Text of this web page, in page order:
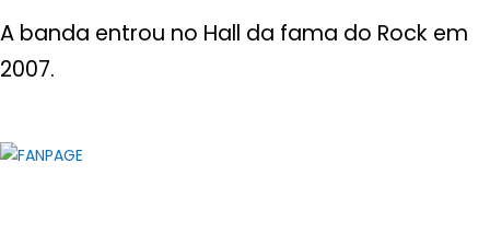
A banda entrou no Hall da fama do Rock em
2007.